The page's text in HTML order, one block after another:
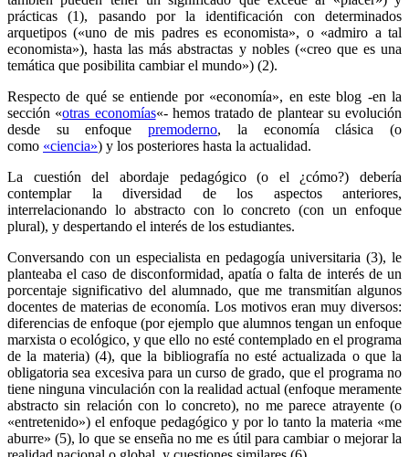
prácticas (1), pasando por la identificación con determinados
arquetipos («uno de mis padres es economista», o «admiro a tal
economista»), hasta las más abstractas y nobles («creo que es una
temática que posibilita cambiar el mundo») (2).
Respecto de qué se entiende por «economía», en este blog -en la
sección «otras economías«- hemos tratado de plantear su evolución
desde su enfoquepremoderno, la economía clásica (o
como «ciencia») y los posteriores hasta la actualidad.
La cuestión del abordaje pedagógico (o el ¿cómo?) debería
contemplar la diversidad de los aspectos anteriores,
interrelacionando lo abstracto con lo concreto (con un enfoque
plural), y despertando el interés de los estudiantes.
Conversando con un especialista en pedagogía universitaria (3), le
planteaba el caso de disconformidad, apatía o falta de interés de un
porcentaje significativo del alumnado, que me transmitían algunos
docentes de materias de economía. Los motivos eran muy diversos:
diferencias de enfoque (por ejemplo que alumnos tengan un enfoque
marxista o ecológico, y que ello no esté contemplado en el programa
de la materia) (4), que la bibliografía no esté actualizada o que la
obligatoria sea excesiva para un curso de grado, que el programa no
tiene ninguna vinculación con la realidad actual (enfoque meramente
abstracto sin relación con lo concreto), no me parece atrayente (o
«entretenido») el enfoque pedagógico y por lo tanto la materia «me
aburre» (5), lo que se enseña no me es útil para cambiar o mejorar la